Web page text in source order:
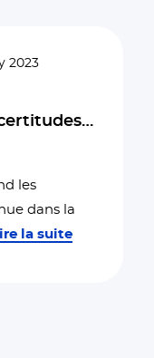
2023
les
dans la
la suite